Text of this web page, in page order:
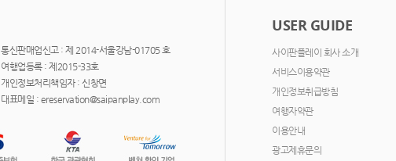
통신판매업신고 : 제 2014-서울강남-01705 호
여행업등록 : 제2015-33호
개인정보처리책임자 : 신창면
대표메일 : ereservation@saipanplay.com
USER GUIDE
사이판플레이 회사 소개
서비스이용약관
개인정보취급방침
여행자약관
이용안내
광고제휴문의